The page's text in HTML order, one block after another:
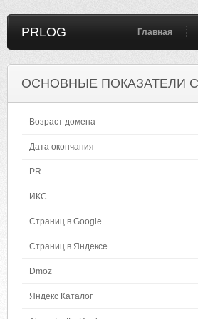
PRLOG Главная
ОСНОВНЫЕ ПОКАЗАТЕЛИ
Возраст домена
Дата окончания
PR
ИКС
Страниц в Google
Страниц в Яндексе
Dmoz
Яндекс Каталог